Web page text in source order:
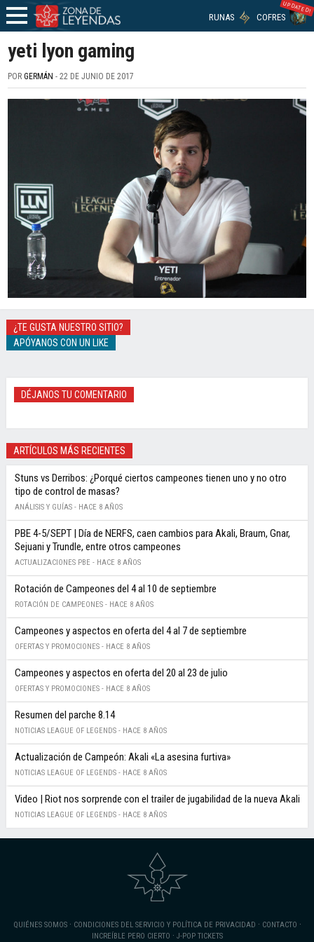
RUNAS COFRES
UPDATED!
yeti lyon gaming
PORGERMÁN - 22 DE JUNIO DE 2017
¿TE GUSTA NUESTRO SITIO?
APÓYANOS CON UN LIKE
DÉJANOS TU COMENTARIO
ARTÍCULOS MÁS RECIENTES
Stuns vs Derribos: ¿Porqué ciertos campeones tienen uno y no otro
tipo de control de masas?
ANÁLISIS Y GUÍAS - HACE 8 AÑOS
PBE 4-5/SEPT | Día de NERFS, caen cambios para Akali, Braum, Gnar,
Sejuani y Trundle, entre otros campeones
ACTUALIZACIONES PBE - HACE 8 AÑOS
Rotación de Campeones del 4 al 10 de septiembre
ROTACIÓN DE CAMPEONES - HACE 8 AÑOS
Campeones y aspectos en oferta del 4 al 7 de septiembre
OFERTAS Y PROMOCIONES - HACE 8 AÑOS
Campeones y aspectos en oferta del 20 al 23 de julio
OFERTAS Y PROMOCIONES - HACE 8 AÑOS
Resumen del parche 8.14
NOTICIAS LEAGUE OF LEGENDS - HACE 8 AÑOS
Actualización de Campeón: Akali «La asesina furtiva»
NOTICIAS LEAGUE OF LEGENDS - HACE 8 AÑOS
Video | Riot nos sorprende con el trailer de jugabilidad de la nueva Akali
NOTICIAS LEAGUE OF LEGENDS - HACE 8 AÑOS
QUIÉNES SOMOS· CONDICIONES DEL SERVICIO Y POLÍTICA DE PRIVACIDAD · CONTACTO ·
INCREÍBLE PERO CIERTO · J-POP TICKETS